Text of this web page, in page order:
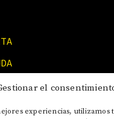
el
experiencias, utilizamos